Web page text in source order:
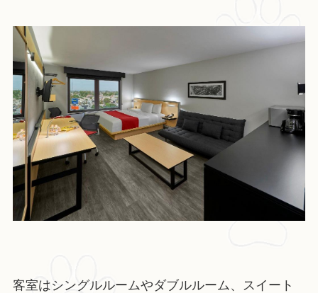
客室はシングルルームやダブルルーム、スイート